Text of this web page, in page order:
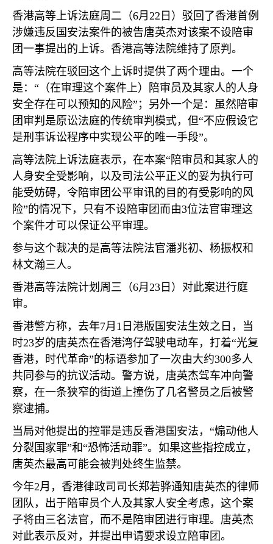
香港高等上诉法庭周二（6月 22 日）驳回了香港首例
涉嫌违反国安法案件的被告唐英杰对该案不设陪审
团一事提出的上诉。香港高等法院维持了原判。
高等法院在驳回这个上诉时提供了两个理由。一个
是：“（在审理这个案件上）陪审员及其家人的人身
安全存在可以预知的风险”；另外一个是：虽然陪审
团审判是原讼法庭的传统审判模式，但“不应假设它
是刑事诉讼程序中实现公平的唯一手段”。
高等法院上诉法庭表示，在本案“陪审员和其家人的
人身安全受影响，以及司法公平正义的妥为执行可
能受妨碍，令陪审团公平审讯的目的有受影响的风
险”的情况下，只有不设陪审团而由3位法官审理这
个案件才可以保证公平审理。
参与这个裁决的是高等法院法官潘兆初、杨振权和
林文瀚三人。
香港高等法院计划周三（6月 23 日）对此案进行庭
审。
香港警方称，去年7月 1 日港版国安法生效之日，当
时23岁的唐英杰在香港湾仔驾驶电动车，打着“光复
香港，时代革命”的标语参加了一次由大约300多人
共同参与的抗议活动。警方说，唐英杰驾车冲向警
察，在一条狭窄的街道上撞伤了几名警员之后被警
察逮捕。
当局对他提出的控罪是违反香港国安法，“煽动他人
分裂国家罪”和“恐怖活动罪”。如果这些指控成立，
唐英杰最高可能会被判处终生监禁。
今年2月，香港律政司司长郑若骅通知唐英杰的律师
团队，出于陪审员个人及其家人安全考虑，这个案
子将由三名法官，而不是陪审团进行审理。唐英杰
对此表示反对，并提出申请要求设立陪审团。